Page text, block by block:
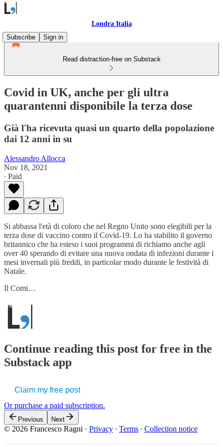
Londra Italia
Subscribe
Sign in
Read distraction-free on Substack
Covid in UK, anche per gli ultra
quarantenni disponibile la terza dose
Già l'ha ricevuta quasi un quarto della popolazione
dai 12 anni in su
Alessandro Allocca
Nov 18, 2021
∙ Paid
Si abbassa l'età di coloro che nel Regno Unito sono elegibili per la
terza dose di vaccino contro il Covid-19. Lo ha stabilito il governo
britannico che ha esteso i suoi programmi di richiamo anche agli
over 40 sperando di evitare una nuova ondata di infezioni durante i
mesi invernali più freddi, in particolar modo durante le festività di
Natale.
Il Comi…
Continue reading this post for free in the
Substack app
Claim my free post
Or purchase a paid subscription.
Previous Next
© 2026 Francesco Ragni · Privacy ∙ Terms ∙ Collection notice